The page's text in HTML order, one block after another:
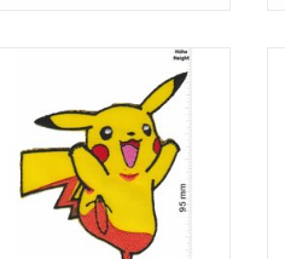
Pikachu - Pokémon - happy
TOEVOEGEN AAN WINKELWAGEN